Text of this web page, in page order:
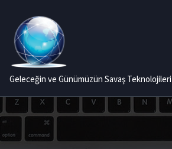
Geleceğin ve Günümüzün Savaş Teknolojileri